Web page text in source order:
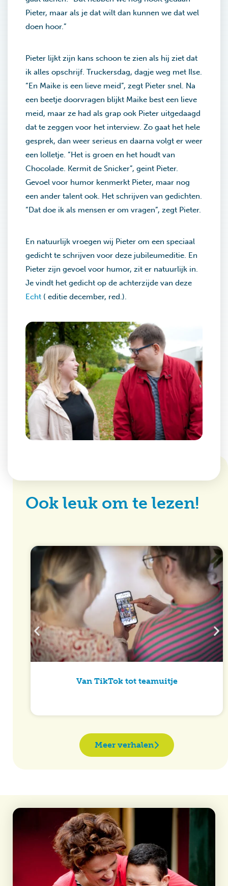
Pieter, maar als je dat wilt dan kunnen we dat wel
doen hoor.”
Pieter lijkt zijn kans schoon te zien als hij ziet dat
ik alles opschrijf. Truckersdag, dagje weg met Ilse.
“En Maike is een lieve meid”, zegt Pieter snel. Na
een beetje doorvragen blijkt Maike best een lieve
meid, maar ze had als grap ook Pieter uitgedaagd
dat te zeggen voor het interview. Zo gaat het hele
gesprek, dan weer serieus en daarna volgt er weer
een lolletje. “Het is groen en het houdt van
Chocolade. Kermit de Snicker”, geint Pieter.
Gevoel voor humor kenmerkt Pieter, maar nog
een ander talent ook. Het schrijven van gedichten.
“Dat doe ik als mensen er om vragen”, zegt Pieter.
En natuurlijk vroegen wij Pieter om een speciaal
gedicht te schrijven voor deze jubileumeditie. En
Pieter zijn gevoel voor humor, zit er natuurlijk in.
Je vindt het gedicht op de achterzijde van deze
Echt ( editie december, red.).
Ook leuk om te lezen!
Van TikTok tot teamuitje
Meer verhalen